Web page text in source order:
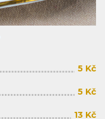
5 Kč
5 Kč
13 Kč